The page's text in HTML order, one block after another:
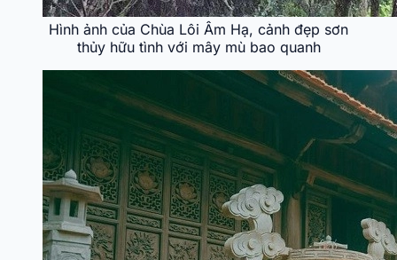
Hình ảnh của Chùa Lôi Âm Hạ, cảnh đẹp sơn
thủy hữu tình với mây mù bao quanh